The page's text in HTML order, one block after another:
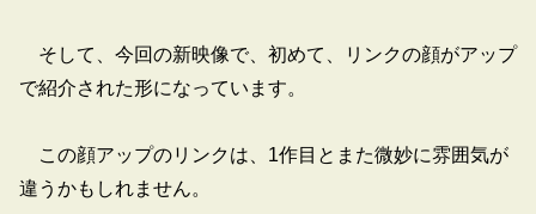
そして、今回の新映像で、初めて、リンクの顔がアップ
で紹介された形になっています。
この顔アップのリンクは、1作目とまた微妙に雰囲気が
違うかもしれません。